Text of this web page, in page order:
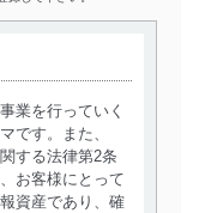
業を行っていく
です。また、
する法律第2条
お客様にとって
資産であり、確